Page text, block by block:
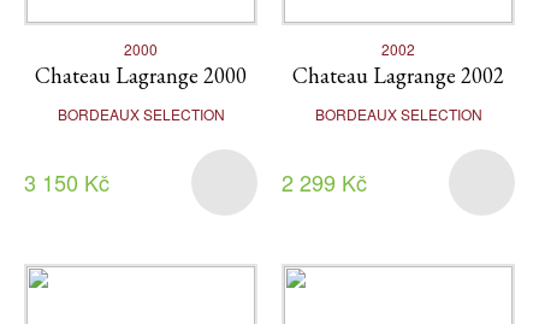
2000
Chateau Lagrange 2000
BORDEAUX SELECTION
3 150 Kč
2002
Chateau Lagrange 2002
BORDEAUX SELECTION
2 299 Kč